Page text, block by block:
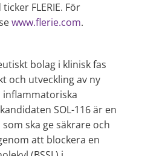
FLERIE. För
www.flerie.com.
bolag i klinisk fas
och utveckling av ny
SOL-116 är en
ska ge säkrare och
att blockera en